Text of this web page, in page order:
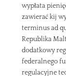
wypłata
zawierać kij
terminus ad
Republika
dodatkowy
federalnego
regulacyjne